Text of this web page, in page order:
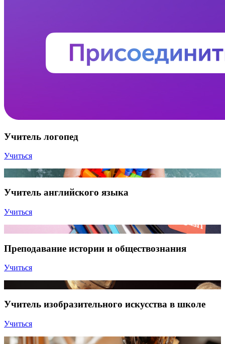
Учитель логопед
Учиться
Учитель английского языка
Учиться
Преподавание истории и обществознания
Учиться
Учитель изобразительного искусства в школе
Учиться